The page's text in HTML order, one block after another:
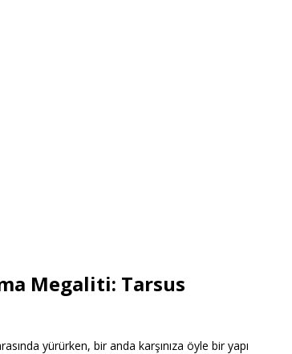
Megaliti: Tarsus
yürürken, bir anda karşınıza öyle bir yapı